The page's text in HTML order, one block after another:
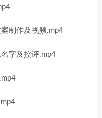
制作及视频.mp4
字及控评.mp4